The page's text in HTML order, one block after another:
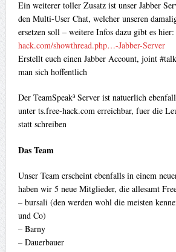
Ein weiterer toller Zusatz ist unser Jabber
den Multi-User Chat, welcher unseren
ersetzen soll – weitere Infos dazu gibt es hier:
hack.com/showthread.php…-Jabber-Server
Erstellt euch einen Jabber Account, joint
man sich hoffentlich
Der TeamSpeak³ Server ist natuerlich
unter ts.free-hack.com erreichbar, fuer die
statt schreiben
Das Team
Unser Team erscheint ebenfalls in einem
haben wir 5 neue Mitglieder, die allesamt
– bursali (den werden wohl die meisten
und Co)
– Barny
– Dauerbauer